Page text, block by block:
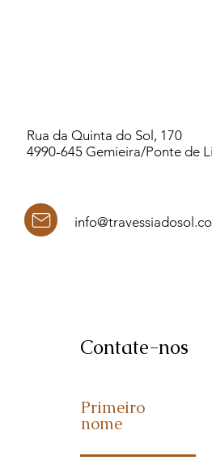
Rua da Quinta do Sol, 170
4990-645 Gemieira/Ponte de
Contate-nos
Primeiro
nome